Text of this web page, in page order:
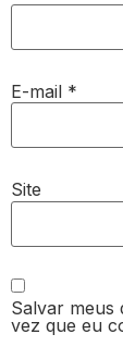
E-mail *
Site
Salvar meus
vez que eu